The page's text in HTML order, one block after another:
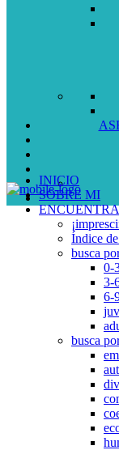
INICIO
SOBRE MI
Índice
busca
0-
3-
6-
busca